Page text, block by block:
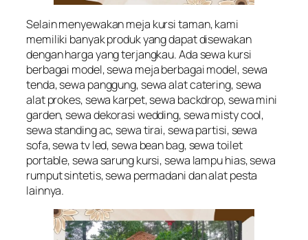
Selain menyewakan meja kursi taman, kami
memiliki banyak produk yang dapat disewakan
dengan harga yang terjangkau. Ada sewa kursi
berbagai model, sewa meja berbagai model, sewa
tenda, sewa panggung, sewa alat catering, sewa
alat prokes, sewa karpet, sewa backdrop, sewa mini
garden, sewa dekorasi wedding, sewa misty cool,
sewa standing ac, sewa tirai, sewa partisi, sewa
sofa, sewa tv led, sewa bean bag, sewa toilet
portable, sewa sarung kursi, sewa lampu hias, sewa
rumput sintetis, sewa permadani dan alat pesta
lainnya.